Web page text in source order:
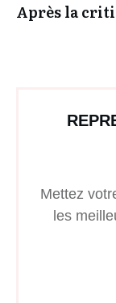
Après la
Mettez
les